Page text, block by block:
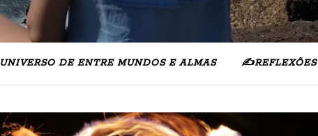
UNIVERSO DE ENTRE MUNDOS E ALMAS ✍️REFLEXÕES